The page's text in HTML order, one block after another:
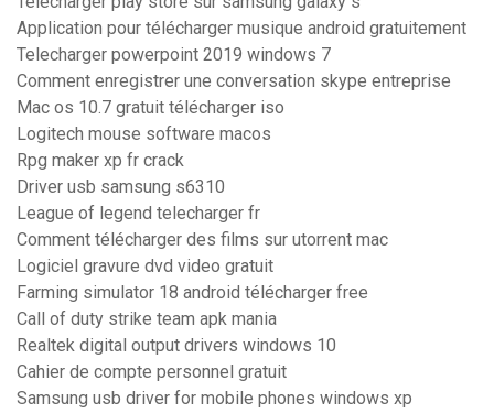
Application pour télécharger musique android gratuitement
Telecharger powerpoint 2019 windows 7
Comment enregistrer une conversation skype entreprise
Mac os 10.7 gratuit télécharger iso
Logitech mouse software macos
Rpg maker xp fr crack
Driver usb samsung s6310
League of legend telecharger fr
Comment télécharger des films sur utorrent mac
Logiciel gravure dvd video gratuit
Farming simulator 18 android télécharger free
Call of duty strike team apk mania
Realtek digital output drivers windows 10
Cahier de compte personnel gratuit
Samsung usb driver for mobile phones windows xp